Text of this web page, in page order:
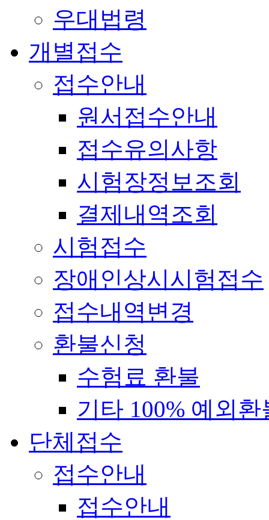
우대법령
개별접수
접수안내
원서접수안내
접수유의사항
시험장정보조회
결제내역조회
시험접수
장애인상시시험접수
접수내역변경
환불신청
수험료 환불
기타 100% 예외환
단체접수
접수안내
접수안내